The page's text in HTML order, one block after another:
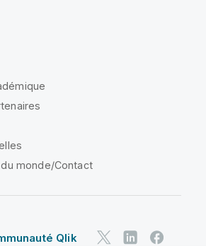
monde/Contact
Qlik